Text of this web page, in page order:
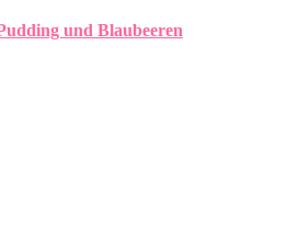
und Blaubeeren